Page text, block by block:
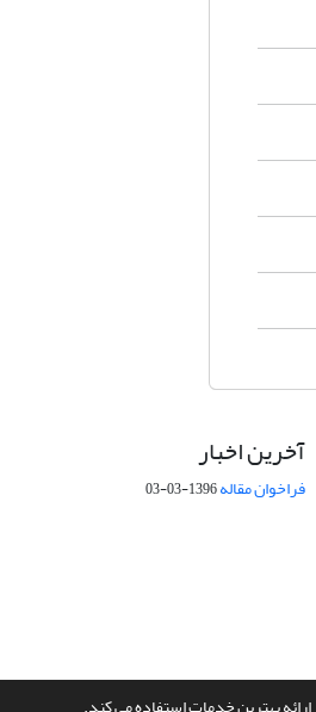
آخرین اخبار
فراخوان مقاله1396-03-03
سازی ازسیناوب